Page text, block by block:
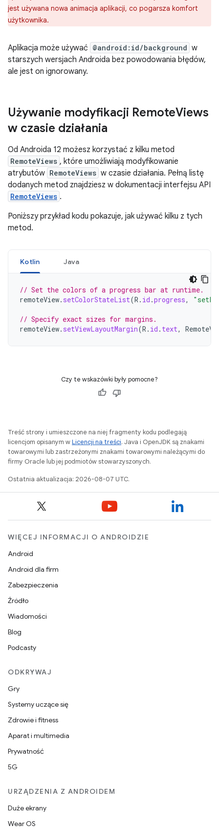
jest używana nowa animacja aplikacji, co pogarsza komfort
użytkownika.
Aplikacja może używać @android:id/background w
starszych wersjach Androida bez powodowania błędów,
ale jest on ignorowany.
Używanie modyfikacji RemoteViews
w czasie działania
Od Androida 12 możesz korzystać z kilku metod
RemoteViews , które umożliwiają modyfikowanie
atrybutów RemoteViews w czasie działania. Pełną listę
dodanych metod znajdziesz w dokumentacji interfejsu API
RemoteViews .
Poniższy przykład kodu pokazuje, jak używać kilku z tych
metod.
Kotlin Java
// Set the colors of a progress bar at runtime.
remoteView. setColorStateList(R . id .progress,
// Specify exact sizes for margins.
remoteView. setViewLayoutMargin(R . id . text,
Czy te wskazówki były pomocne?
Treść strony i umieszczone na niej fragmenty kodu podlegają
licencjom opisanym wLicencji na treści. Java i OpenJDK są znakami
towarowymi lub zastrzeżonymi znakami towarowymi należącymi do
firmy Oracle lub jej podmiotów stowarzyszonych.
Ostatnia aktualizacja: 2026-08-07 UTC.
WIĘCEJ INFORMACJI O ANDROIDZIE
Android
Android dla firm
Zabezpieczenia
Źródło
Wiadomości
Blog
Podcasty
ODKRYWAJ
Gry
Systemy uczące się
Zdrowie i fitness
Aparat i multimedia
Prywatność
5G
URZĄDZENIA Z ANDROIDEM
Duże ekrany
Wear OS